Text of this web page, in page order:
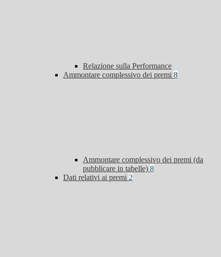
Relazione sulla Performance
Ammontare complessivo dei premi 8
Ammontare complessivo dei premi (da
pubblicare in tabelle) 8
Dati relativi ai premi 2